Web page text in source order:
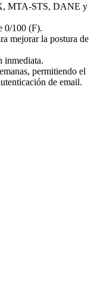
MTA-STS, DANE y
0/100 (F).
mejorar la postura de
inmediata.
permitiendo el
de email.